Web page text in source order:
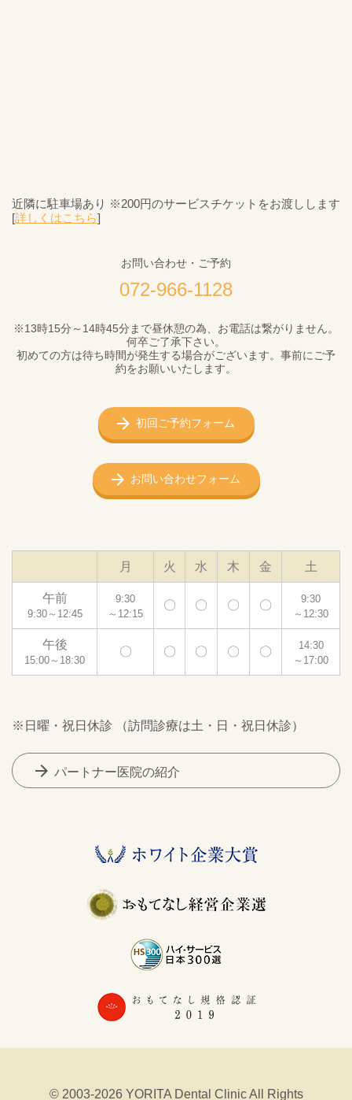
近隣に駐車場あり ※200円のサービスチケットをお渡しします
[詳しくはこちら]
お問い合わせ・ご予約
072-966-1128
※13時15分～14時45分まで昼休憩の為、お電話は繋がりません。
何卒ご了承下さい。
初めての方は待ち時間が発生する場合がございます。事前にご予
約をお願いいたします。
初回ご予約フォーム
お問い合わせフォーム
月 火 水 木 金 土
午前
9:30～12:45
9:30
～12:15
〇 〇 〇 〇
9:30
～12:30
午後
15:00～18:30
〇 〇 〇 〇 〇
14:30
～17:00
※日曜・祝日休診 （訪問診療は土・日・祝日休診）
arrow_forward パートナー医院の紹介
© 2003-2026 YORITA Dental Clinic All Rights